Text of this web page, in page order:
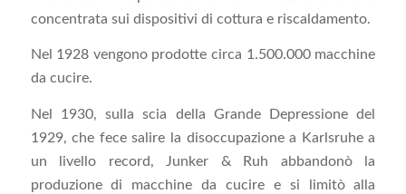
concentrata sui dispositivi di cottura e riscaldamento.
Nel 1928 vengono prodotte circa 1.500.000 macchine
da cucire.
Nel 1930, sulla scia della Grande Depressione del
1929, che fece salire la disoccupazione a Karlsruhe a
un livello record, Junker & Ruh abbandonò la
produzione di macchine da cucire e si limitò alla